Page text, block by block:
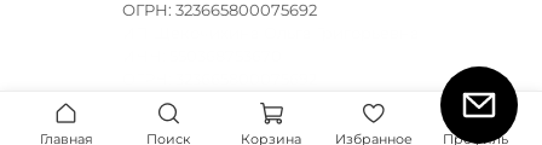
ОГРН: 323665800075692
Главная Поиск Корзина Избранное Профиль